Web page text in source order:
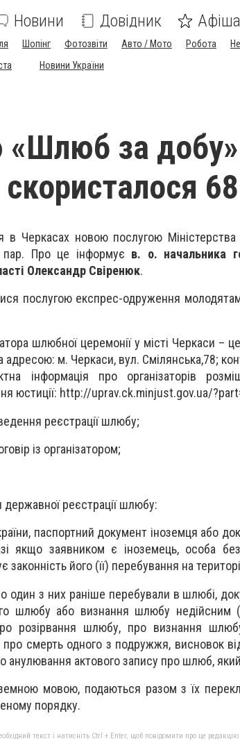
Новини Довідник Афіша
Шопінг Фотозвіти Авто / Мото Робота
Новини України
«Шлюб за
в Черкасах новою послугою
Про це інформує в. о. начальника
Олександр Свіренюк.
послугою експрес-одруження
шлюбної церемонії у місті Черкаси –
адресою: м. Черкаси, вул. Смілянська,78;
інформація про організаторів
юстиції: http://uprav.ck.minjust.gov.ua/
реєстрації шлюбу;
із організатором;
реєстрації шлюбу:
паспортний документ іноземця або
якщо заявником є іноземець, особа
його (її) перебування на
один з них раніше перебували в шлюбі,
шлюбу або визнання шлюбу недійсним
розірвання шлюбу, про визнання
про смерть одного з подружжя, висновок
анулювання актового запису про шлюб,
мовою, подаються разом з їх
порядку.
текст і натисніть Ctrl + Enter, щоб повідомити про це редакцію